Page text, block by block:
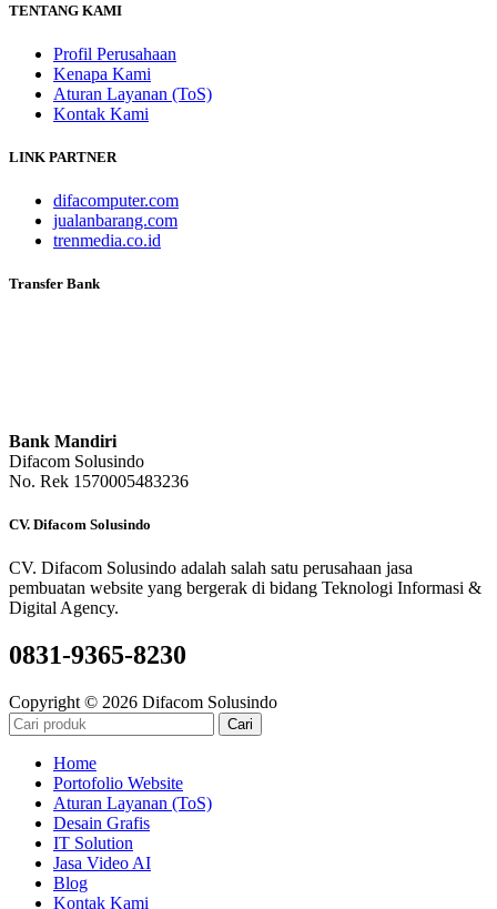
TENTANG KAMI
Profil Perusahaan
Kenapa Kami
Aturan Layanan (ToS)
Kontak Kami
LINK PARTNER
difacomputer.com
jualanbarang.com
trenmedia.co.id
Transfer Bank
Bank Mandiri
Difacom Solusindo
No. Rek 1570005483236
CV. Difacom Solusindo
CV. Difacom Solusindo adalah salah satu perusahaan jasa
pembuatan website yang bergerak di bidang Teknologi Informasi &
Digital Agency.
0831-9365-8230
Copyright © 2026 Difacom Solusindo
Cari
Home
Portofolio Website
Aturan Layanan (ToS)
Desain Grafis
IT Solution
Jasa Video AI
Blog
Kontak Kami